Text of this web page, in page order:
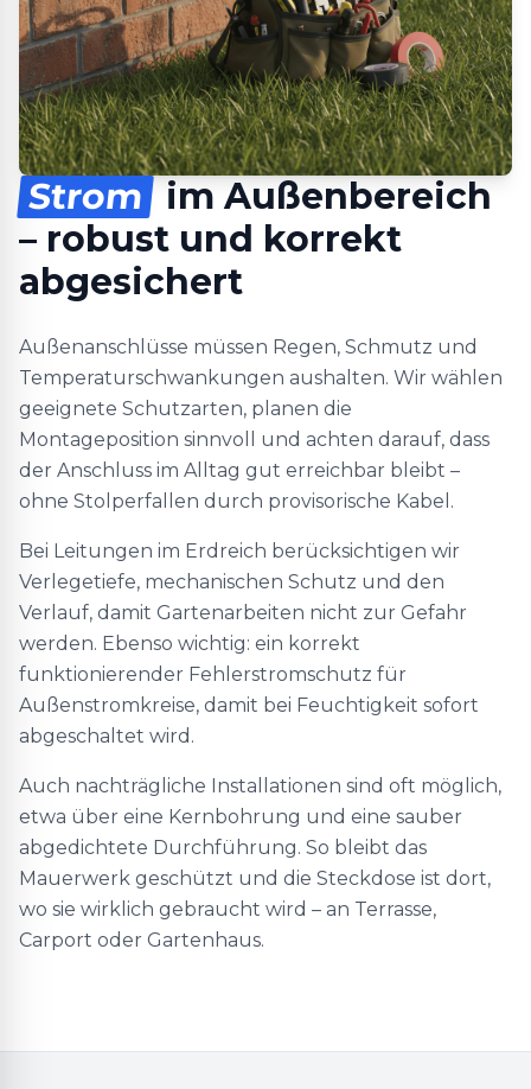
Strom
im Außenbereich
– robust und korrekt
abgesichert
Außenanschlüsse müssen Regen, Schmutz und
Temperaturschwankungen aushalten. Wir wählen
geeignete Schutzarten, planen die
Montageposition sinnvoll und achten darauf, dass
der Anschluss im Alltag gut erreichbar bleibt –
ohne Stolperfallen durch provisorische Kabel.
Bei Leitungen im Erdreich berücksichtigen wir
Verlegetiefe, mechanischen Schutz und den
Verlauf, damit Gartenarbeiten nicht zur Gefahr
werden. Ebenso wichtig: ein korrekt
funktionierender Fehlerstromschutz für
Außenstromkreise, damit bei Feuchtigkeit sofort
abgeschaltet wird.
Auch nachträgliche Installationen sind oft möglich,
etwa über eine Kernbohrung und eine sauber
abgedichtete Durchführung. So bleibt das
Mauerwerk geschützt und die Steckdose ist dort,
wo sie wirklich gebraucht wird – an Terrasse,
Carport oder Gartenhaus.